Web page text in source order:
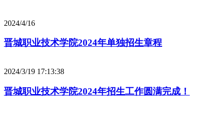
2024/4/16
晋城职业技术学院2024年单独招生章程
2024/3/19 17:13:38
晋城职业技术学院2024年招生工作圆满完成！